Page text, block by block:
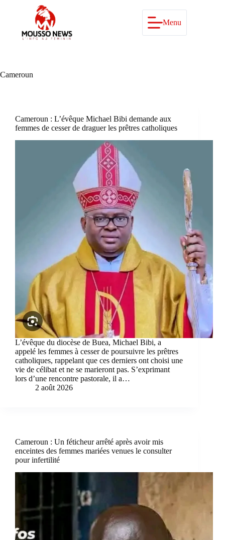
Menu
Cameroun
Cameroun : L’évêque Michael Bibi demande aux
femmes de cesser de draguer les prêtres catholiques
L’évêque du diocèse de Buea, Michael Bibi, a
appelé les femmes à cesser de poursuivre les prêtres
catholiques, rappelant que ces derniers ont choisi une
vie de célibat et ne se marieront pas. S’exprimant
lors d’une rencontre pastorale, il a…
2 août 2026
Cameroun : Un féticheur arrêté après avoir mis
enceintes des femmes mariées venues le consulter
pour infertilité